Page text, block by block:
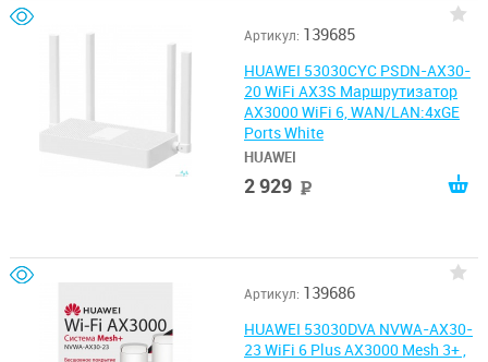
Артикул: 139685
HUAWEI 53030CYC PSDN-AX30-
20 WiFi AX3S Маршрутизатор
AX3000 WiFi 6, WAN/LAN:4xGE
Ports White
HUAWEI
2 929
Артикул: 139686
HUAWEI 53030DVA NVWA-AX30-
23 WiFi 6 Plus AX3000 Mesh 3+ ,